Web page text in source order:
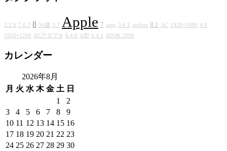
2.2.8 7.0.3 8 56歳 3.7 Apple 7 amp 3.6.1 andrea 8.1 AC 1920×1080 4.8
1920×1200 ACアダプタ 6.4.0 A型 6.4.1 ATOK 2009
カレンダー
2026年8月
月 火 水 木 金 土 日
1
2
3
4 5 6 7 8
9
10 11 12 13 14 15 16
17 18 19 20 21 22 23
24 25 26 27 28 29 30